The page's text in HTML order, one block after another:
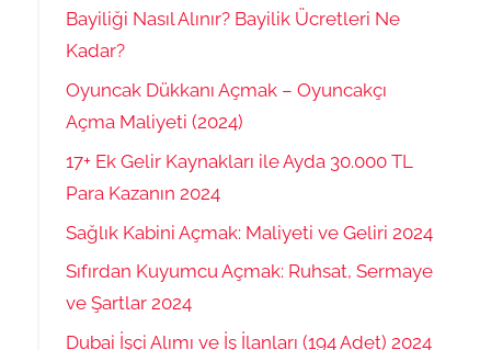
Bayiliği Nasıl Alınır? Bayilik Ücretleri Ne
Kadar?
Oyuncak Dükkanı Açmak – Oyuncakçı
Açma Maliyeti (2024)
17+ Ek Gelir Kaynakları ile Ayda 30.000 TL
Para Kazanın 2024
Sağlık Kabini Açmak: Maliyeti ve Geliri 2024
Sıfırdan Kuyumcu Açmak: Ruhsat, Sermaye
ve Şartlar 2024
Dubai İşçi Alımı ve İş İlanları (194 Adet) 2024